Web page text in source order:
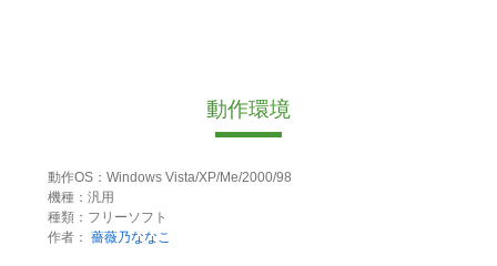
動作環境
動作OS：Windows Vista/XP/Me/2000/98
機種：汎用
種類：フリーソフト
作者： 薔薇乃ななこ